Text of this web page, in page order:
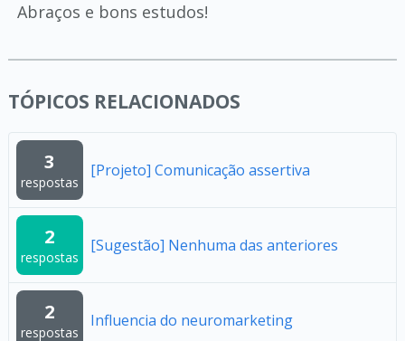
Abraços e bons estudos!
TÓPICOS RELACIONADOS
3
respostas
[Projeto] Comunicação assertiva
2
respostas
[Sugestão] Nenhuma das anteriores
2
respostas
Influencia do neuromarketing